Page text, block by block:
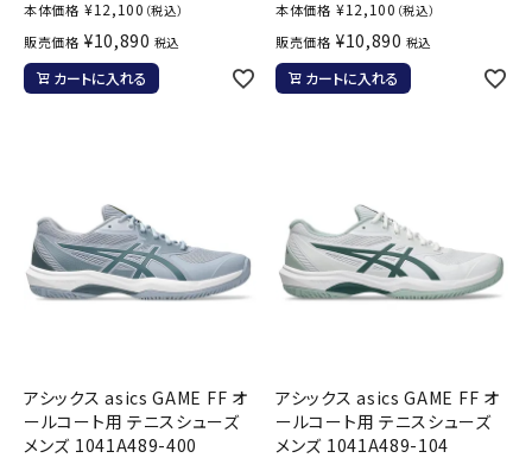
本体価格 ¥12,100 （税込）
販売価格 ¥10,890 税込
カートに入れる
本体価格 ¥12,100 （税込）
販売価格 ¥10,890 税込
カートに入れる
アシックス asics GAME FF オ
ールコート用 テニスシューズ
メンズ 1041A489-400
アシックス asics GAME FF オ
ールコート用 テニスシューズ
メンズ 1041A489-104